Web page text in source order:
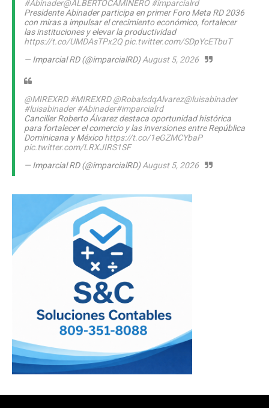
#Abinader@ALBERTOCAMINERO #imparcialrd
Presidente Abinader participa en primer Foro Meta RD 2036
con miras a impulsar el crecimiento económico, fortalecer
las instituciones y elevar la productividad
https://t.co/UMDAsTPx2Q pic.twitter.com/SDpYcETbuT
— Imparcial RD (@imparcialRD)August 5, 2026
@MIREXRD #MIREXRD @RobalsdqAlvarez@luisabinader
#luisabinader #Abinader#imparcialrd
Canciller Roberto Álvarez destaca oportunidad histórica
para fortalecer el comercio y las inversiones entre República
Dominicana y Méxicohttps://t.co/1eGZMCYbaP
pic.twitter.com/LRXJIRS1SF
— Imparcial RD (@imparcialRD)August 5, 2026